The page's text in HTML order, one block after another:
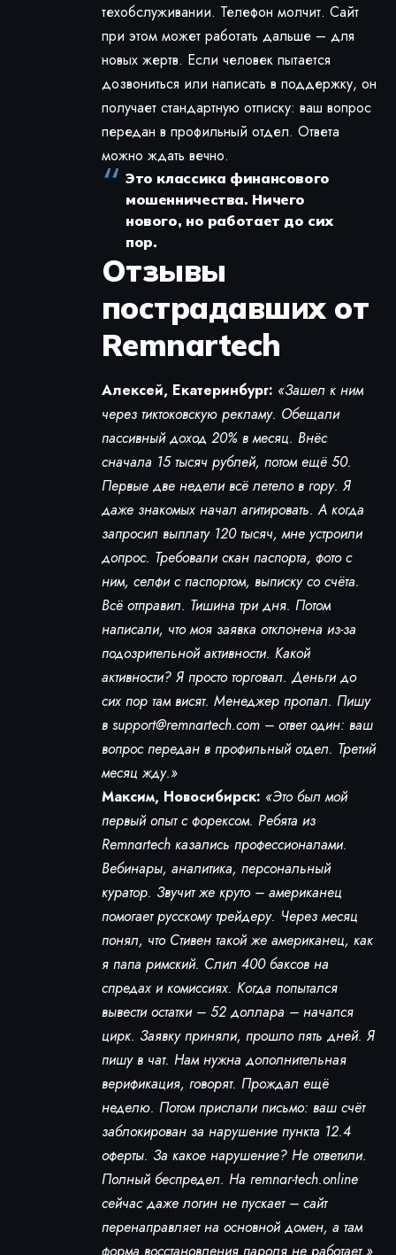
техобслуживании. Телефон молчит. Сайт
при этом может работать дальше – для
новых жертв. Если человек пытается
дозвониться или написать в поддержку, он
получает стандартную отписку: ваш вопрос
передан в профильный отдел. Ответа
можно ждать вечно.
Это классика финансового
мошенничества. Ничего
нового, но работает до сих
пор.
Отзывы
пострадавших от
Remnartech
Алексей, Екатеринбург: «Зашел к ним
через тиктоковскую рекламу. Обещали
пассивный доход 20% в месяц. Внёс
сначала 15 тысяч рублей, потом ещё 50.
Первые две недели всё летело в гору. Я
даже знакомых начал агитировать. А когда
запросил выплату 120 тысяч, мне устроили
допрос. Требовали скан паспорта, фото с
ним, селфи с паспортом, выписку со счёта.
Всё отправил. Тишина три дня. Потом
написали, что моя заявка отклонена из-за
подозрительной активности. Какой
активности? Я просто торговал. Деньги до
сих пор там висят. Менеджер пропал. Пишу
в support@remnartech.com – ответ один: ваш
вопрос передан в профильный отдел. Третий
месяц жду.»
Максим, Новосибирск: «Это был мой
первый опыт с форексом. Ребята из
Remnartech казались профессионалами.
Вебинары, аналитика, персональный
куратор. Звучит же круто – американец
помогает русскому трейдеру. Через месяц
понял, что Стивен такой же американец, как
я папа римский. Слил 400 баксов на
спредах и комиссиях. Когда попытался
вывести остатки – 52 доллара – начался
цирк. Заявку приняли, прошло пять дней. Я
пишу в чат. Нам нужна дополнительная
верификация, говорят. Прождал ещё
неделю. Потом прислали письмо: ваш счёт
заблокирован за нарушение пункта 12.4
оферты. За какое нарушение? Не ответили.
Полный беспредел. На remnar-tech.online
сейчас даже логин не пускает – сайт
перенаправляет на основной домен, а там